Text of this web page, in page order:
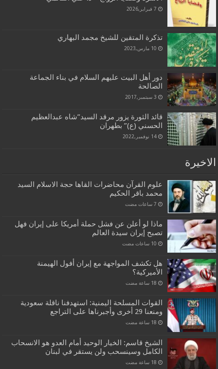
7 فبراير,2026
تذكرة المتقين للشيخ مجمد البهاري
10 مارس,2023
دور أهل البيت عليهم السلام في بناء الجماعة
الصالحة
3 سبتمبر,2017
قائد الثورة يزور مرقد السيد”شاه عبدالعظیم
الحسني (ع)” بطهران
14 نوفمبر,2022
الاخيرة
علوم القرآن محاضرات القاها حجة الاسلام السيد
محمد باقر الحكيم
ماذا لو أعلن عن فشل حملة أمريكا على إيران فهل
تصبح إيران سيدة العالم
هل تكشف المواجهة مع إيران أفول الهيمنة
الأميركية؟
القوات المسلحة اليمنية: استهدفنا ناقلة سعودية
ومنعنا 29 أخرى وأجبرناها على التراجع
الشيخ قاسم: الخيار الوحيد أمام العدو هو الانسحاب
الكامل وسينسحب ولن يستقر في لبنان